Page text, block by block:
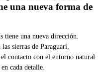
una nueva forma de
tiene una nueva dirección.
sierras de Paraguarí,
contacto con el entorno natural
cada detalle.